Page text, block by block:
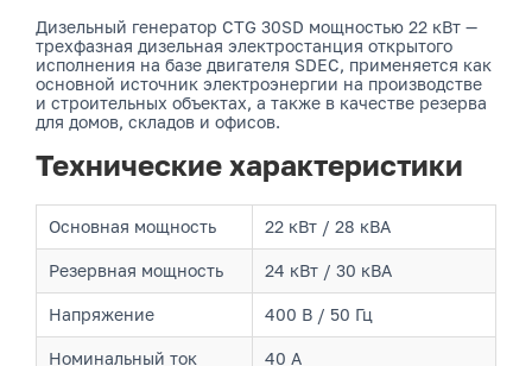
Дизельный генератор CTG 30SD мощностью 22 кВт —
трехфазная дизельная электростанция открытого
исполнения на базе двигателя SDEC, применяется как
основной источник электроэнергии на производстве
и строительных объектах, а также в качестве резерва
для домов, складов и офисов.
Технические характеристики
Основная мощность 22 кВт / 28 кВА
Резервная мощность 24 кВт / 30 кВА
Напряжение 400 В / 50 Гц
Номинальный ток 40 А